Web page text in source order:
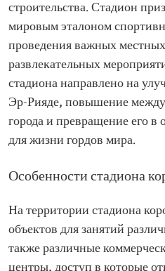
строительства. Стадион
мировым эталоном
проведения важных
развлекательных
стадиона направлено на
Эр-Рияде, повышение
города и превращение его
для жизни гордов мира.
Особенности стадиона
На территории стадиона
объектов для занятий
также различные
центры, доступ в которые